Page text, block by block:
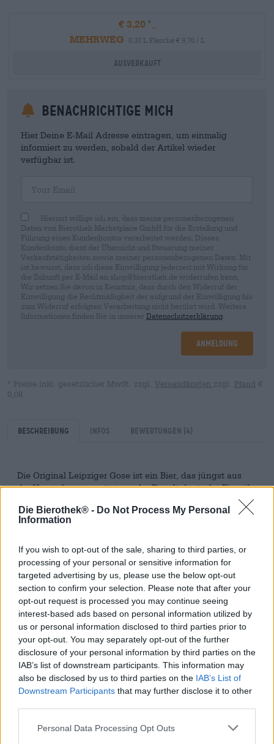
Die Bierothek® - Do Not Process My Personal
Information
If you wish to opt-out of the sale, sharing to third parties, or
processing of your personal or sensitive information for
targeted advertising by us, please use the below opt-out
section to confirm your selection. Please note that after your
opt-out request is processed you may continue seeing
interest-based ads based on personal information utilized by
us or personal information disclosed to third parties prior to
your opt-out. You may separately opt-out of the further
disclosure of your personal information by third parties on the
IAB’s list of downstream participants. This information may
also be disclosed by us to third parties on the IAB’s List of
Downstream Participants that may further disclose it to other
Personal Data Processing Opt Outs
€ 3,20
MEHRWEG
0,33 L Flasche € 9,70 / L
Ausverkauft
Benachrichtige mich
Hier Deine E-Mail Adresse eintragen, um einmalig
informiert zu werden, sobald der Artikel wieder
verfügbar ist.
Hiermit willige ich ein, dass meine personenbezogenen
Daten von Bierothek Marketplace GmbH für die Erstellung und
Führung eines Kundenkontos verarbeitet werden. Dieses
Kundenkonto dient der Übersicht und Steuerung meiner
Verkaufstätigkeiten sowie meiner personenbezogenen Daten. Mir
ist bewusst, dass ich diese Einwilligung jederzeit mit Wirkung für
die Zukunft per E-Mail an shop@bierothek.de widerrufen kann.
Wir setzen Sie davon in Kenntnis, dass durch den Widerruf der
Einwilligung die Rechtmäßigkeit der aufgrund der Einwilligung bis
zum Widerruf erfolgten Verarbeitung nicht berührt wird. Weitere
Informationen finden Sie in unserer Datenschutzerklärung
Anmeldung
* Preise inkl. gesetzlicher MwSt. zzgl. Versandkosten zzgl. Pfand €
0,08
Beschreibung Infos Bewertungen (4)
Die Original Leipziger Gose ist ein Bier, das jüngst aus
der Versenkung gerettet wurde. Der alt-deutsche Bierstil
hat seine Wurzeln in Goslar und ist nach dem Flüsschen
Gose benannt, die durch Goslar fließt. Über Umwege und
im Laufe einiger Jahre hat sich die Gose gen Osten
saure Bier auf große Begeisterung und wurde bald als
Leipziger Stadtbier bekannt. Die Gose wird mit
Milchsäurebakterien, Koriander und Salz eingebraut.
Damit entspricht sie nicht dem Bayerischen
Reinheitsgebot, ist nichtsdestotrotz aber eine ganz
besondere Bierspezialität, die viele Anhänger in der
Bierszene gefunden hat.
Die Original Leipziger Gose aus dem Hause Bayerischer
Bahnhof ist nicht nur irgendein Bier im breit gefächerten
Sortiment der Brauerei, sondern Steckenpferd und
Namensgeber der Braustätte. Der volle Name ist nämlich
Gosebrauerei Bayerischer Bahnhof und man ist stolz auf